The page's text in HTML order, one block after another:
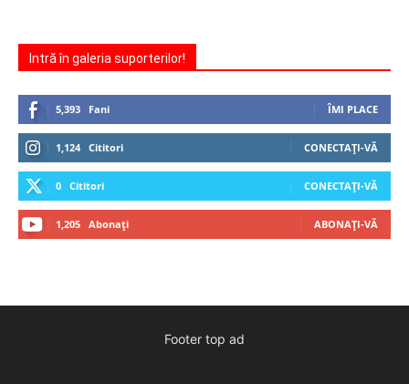
Intră în galeria suporterilor!
5,393 Fani ÎMI PLACE
1,124 Cititori CONECTAȚI-VĂ
0 Cititori CONECTAȚI-VĂ
1,205 Abonați ABONAȚI-VĂ
Footer top ad